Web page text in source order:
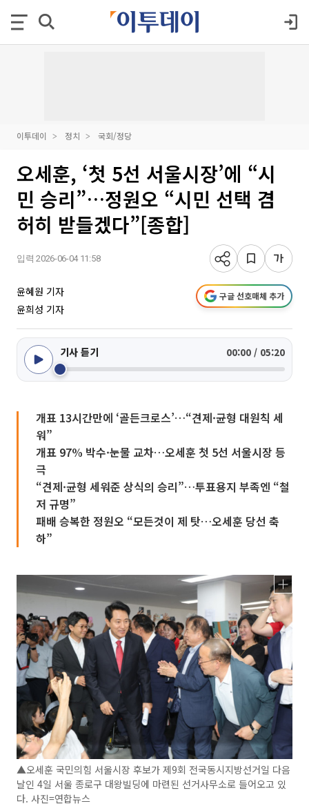
이투데이 정치 국회/정당
오세훈, ‘첫 5선 서울시장’에 “시
민 승리”…정원오 “시민 선택 겸
허히 받들겠다”[종합]
입력 2026-06-04 11:58
윤혜원 기자
윤희성 기자
구글 선호매체 추가
기사 듣기 00:00 / 05:20
개표 13시간만에 ‘골든크로스’…“견제·균형 대원칙 세
워”
개표 97% 박수·눈물 교차…오세훈 첫 5선 서울시장 등
극
“견제·균형 세워준 상식의 승리”…투표용지 부족엔 “철
저 규명”
패배 승복한 정원오 “모든것이 제 탓…오세훈 당선 축
하”
▲오세훈 국민의힘 서울시장 후보가 제9회 전국동시지방선거일 다음
날인 4일 서울 종로구 대왕빌딩에 마련된 선거사무소로 들어오고 있
다. 사진=연합뉴스